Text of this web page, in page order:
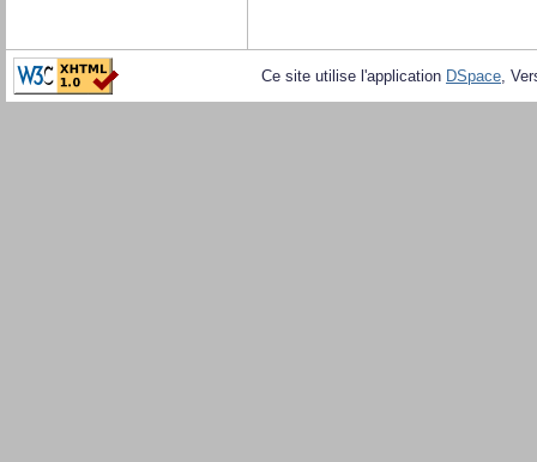
Ce site utilise l'application DSpace,